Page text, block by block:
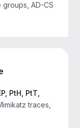
groups, AD-CS
PtH, PtT,
traces,